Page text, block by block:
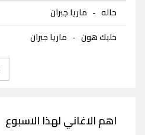
حاله - ماريا جبران
خليك هون - ماريا جبران
اهم الاغاني لهذا الاسبوع